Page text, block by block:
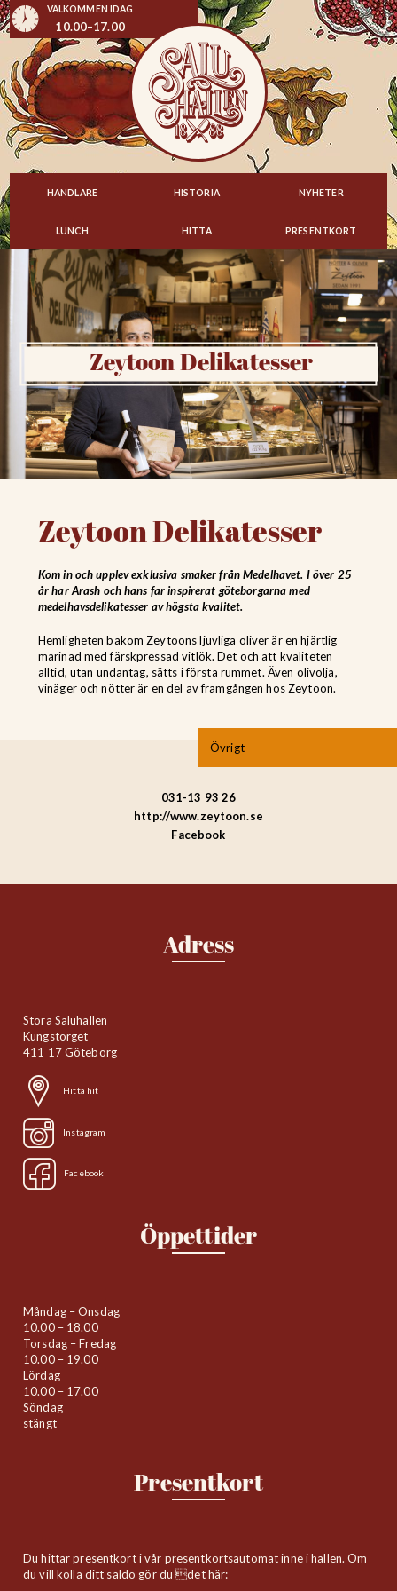
VÄLKOMMEN IDAG
10.00–17.00
HANDLARE HISTORIA NYHETER
LUNCH HITTA PRESENTKORT
Zeytoon Delikatesser
Zeytoon Delikatesser
Kom in och upplev exklusiva smaker från Medelhavet. I över 25
år har Arash och hans far inspirerat göteborgarna med
medelhavsdelikatesser av högsta kvalitet.
Hemligheten bakom Zeytoons ljuvliga oliver är en hjärtlig
marinad med färskpressad vitlök. Det och att kvaliteten
alltid, utan undantag, sätts i första rummet. Även olivolja,
vinäger och nötter är en del av framgången hos Zeytoon.
Övrigt
031-13 93 26
http://www.zeytoon.se
Facebook
Adress
Stora Saluhallen
Kungstorget
411 17 Göteborg
Hitta hit
Instagram
Facebook
Öppettider
Måndag – Onsdag
10.00 – 18.00
Torsdag – Fredag
10.00 – 19.00
Lördag
10.00 – 17.00
Söndag
stängt
Presentkort
Du hittar presentkort i vår presentkortsautomat inne i hallen. Om
du vill kolla ditt saldo gör du det här: